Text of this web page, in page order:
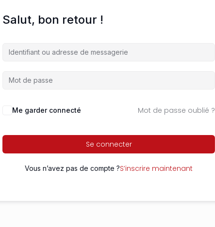
Salut, bon retour !
Me garder connecté Mot de passe oublié ?
Se connecter
Vous n’avez pas de compte ?S’inscrire maintenant